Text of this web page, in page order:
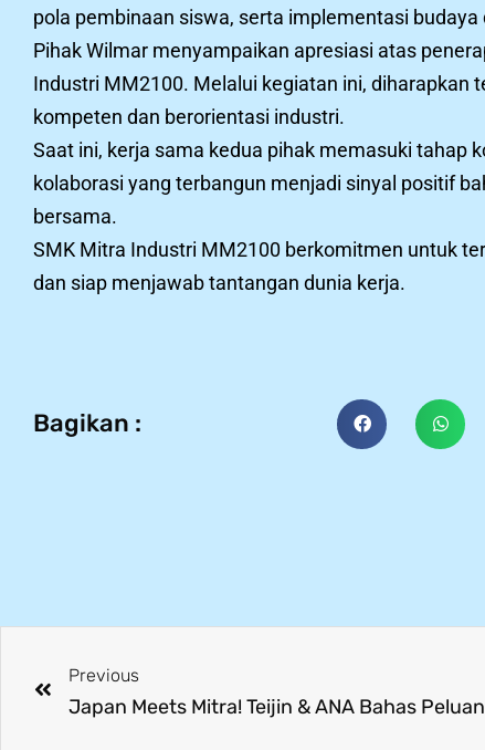
pola pembinaan siswa, serta implementasi
Pihak Wilmar menyampaikan apresiasi atas
Industri MM2100. Melalui kegiatan ini, diharapkan
kompeten dan berorientasi industri.
Saat ini, kerja sama kedua pihak memasuki tahap
kolaborasi yang terbangun menjadi sinyal positif
bersama.
SMK Mitra Industri MM2100 berkomitmen untuk
dan siap menjawab tantangan dunia kerja.
Bagikan :
Previous